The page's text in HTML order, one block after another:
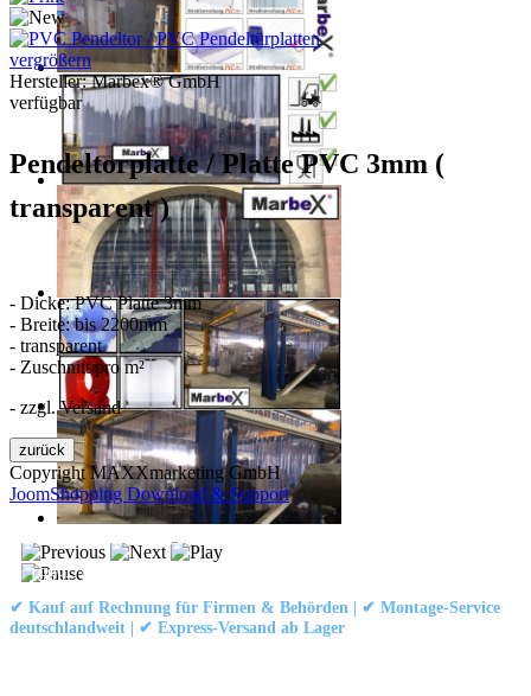
vergrößern
Hersteller:Marbex® GmbH
verfügbar
Pendeltorplatte / Platte PVC 3mm (
transparent )
- Dicke: PVC Platte 3mm
- Breite: bis 2200mm
- transparent
- Zuschnitt pro m²
- zzgl. Versand
Copyright MAXXmarketing GmbH
JoomShopping Download & Support
© 1999– Marbex® GmbH
✔ Kauf auf Rechnung für Firmen & Behörden | ✔ Montage-Service
deutschlandweit | ✔ Express-Versand ab Lager